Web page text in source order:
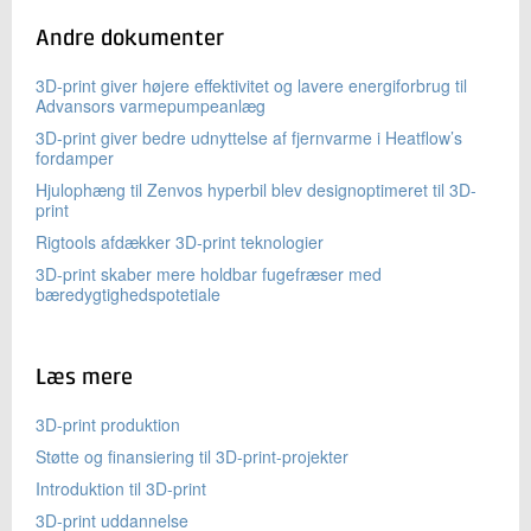
Andre dokumenter
3D-print giver højere effektivitet og lavere energiforbrug til
Advansors varmepumpeanlæg
3D-print giver bedre udnyttelse af fjernvarme i Heatflow’s
fordamper
Hjulophæng til Zenvos hyperbil blev designoptimeret til 3D-
print
Rigtools afdækker 3D-print teknologier
3D-print skaber mere holdbar fugefræser med
bæredygtighedspotetiale
Læs mere
3D-print produktion
Støtte og finansiering til 3D-print-projekter
Introduktion til 3D-print
3D-print uddannelse